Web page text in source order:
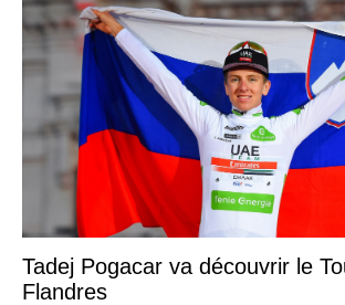
Tadej Pogacar va découvrir le
Flandres